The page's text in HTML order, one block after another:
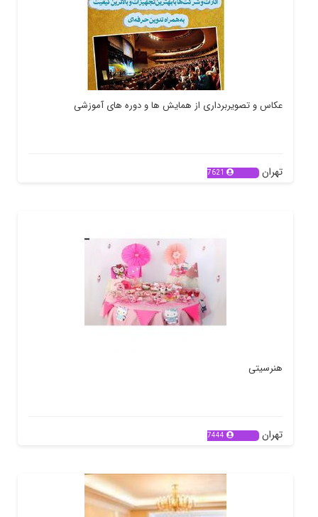
عکاس و تصویربرداری از همایش ها و دوره های آموزشی
تهران 7621
هنرسیتی
تهران 7444